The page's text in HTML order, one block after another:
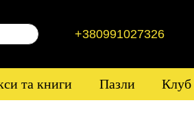
+380991027326
та книги Пазли Клуб